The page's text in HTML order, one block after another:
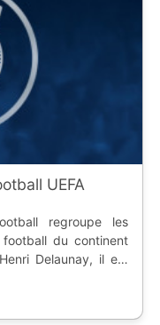
UEFA
regroupe les
football du continent
Delaunay, il est